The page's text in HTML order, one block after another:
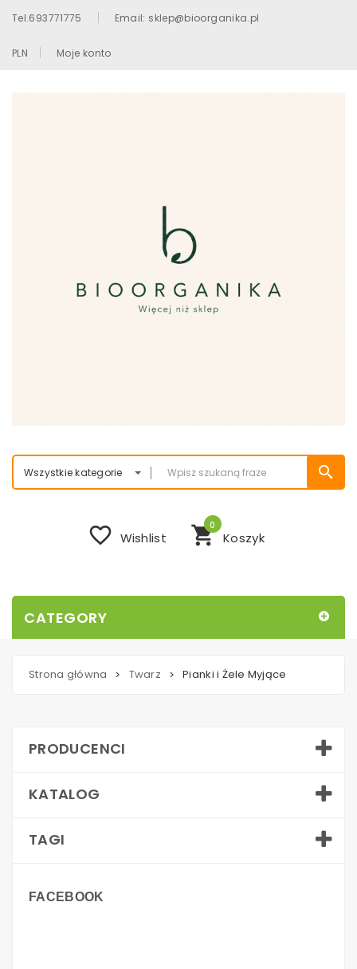
Tel.693771775 Email: sklep@bioorganika.pl
PLN Moje konto
Wszystkie kategorie search
shopping_cart Koszyk
0
favorite_border Wishlist
CATEGORY
Strona główna > Twarz > Pianki i Żele Myjące
PRODUCENCI
KATALOG
TAGI
FACEBOOK